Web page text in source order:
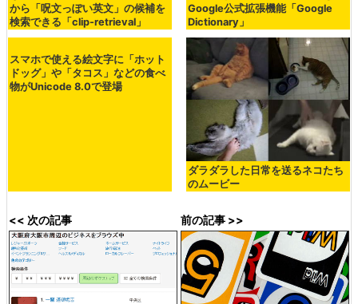
から「呪文っぽい英文」の候補を
検索できる「clip-retrieval」
Google公式拡張機能「Google
Dictionary」
スマホで使える絵文字に「ホット
ドッグ」や「タコス」などの食べ
物がUnicode 8.0で登場
ダラダラした日常を送るネコたち
のムービー
<< 次の記事 前の記事 >>